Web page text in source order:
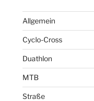
Allgemein
Cyclo-Cross
Duathlon
MTB
Straße